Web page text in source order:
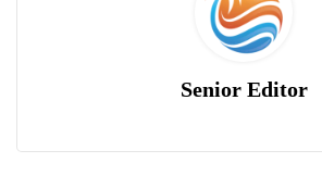
Senior Editor